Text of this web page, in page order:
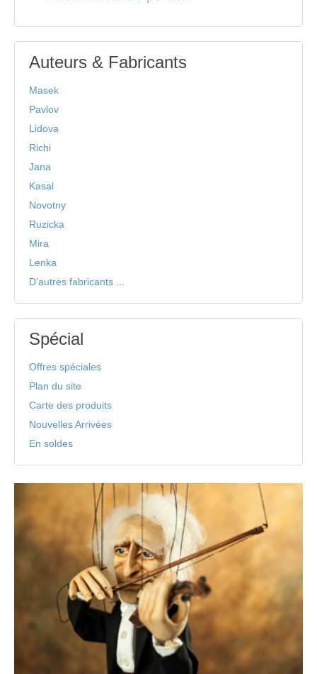
Auteurs & Fabricants
Masek
Pavlov
Lidova
Richi
Jana
Kasal
Novotny
Ruzicka
Mira
Lenka
D'autres fabricants ...
Spécial
Offres spéciales
Plan du site
Carte des produits
Nouvelles Arrivées
En soldes